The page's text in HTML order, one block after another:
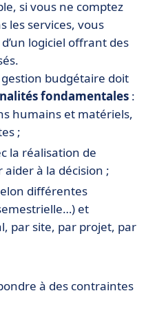
si vous ne comptez
les services, vous
logiciel offrant des
budgétaire doit
fondamentales :
humains et matériels,
;
la réalisation de
à la décision ;
différentes
et
par site, par projet, par
à des contraintes